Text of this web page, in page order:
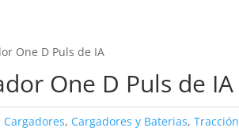
One D Puls de IA
One D Puls de IA
Cargadores, Cargadores y Baterias,Tracción